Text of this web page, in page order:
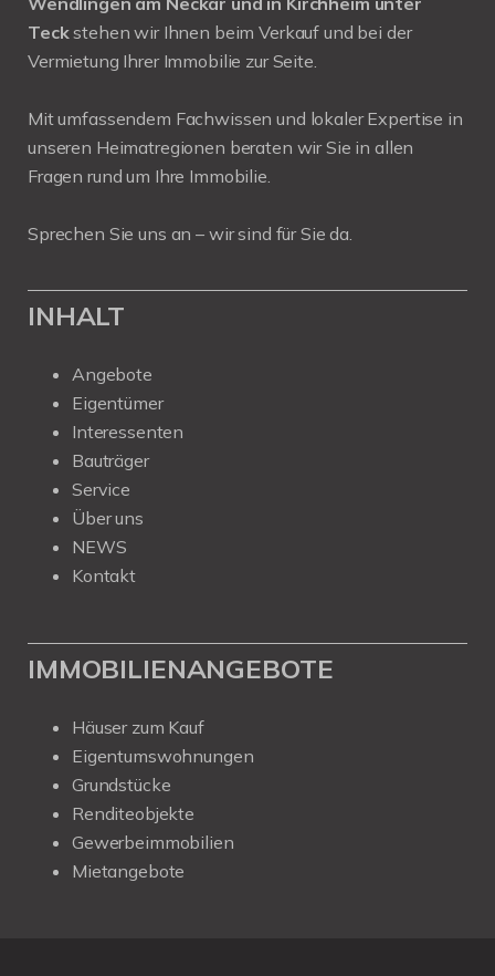
Teckstehen wir Ihnen beim Verkauf und bei der
Vermietung Ihrer Immobilie zur Seite.
Mit umfassendem Fachwissen und lokaler Expertise in
unseren Heimatregionen beraten wir Sie in allen
Fragen rund um Ihre Immobilie.
Sprechen Sie uns an – wir sind für Sie da.
INHALT
Angebote
Eigentümer
Interessenten
Bauträger
Service
Über uns
NEWS
Kontakt
IMMOBILIENANGEBOTE
Häuser zum Kauf
Eigentumswohnungen
Grundstücke
Renditeobjekte
Gewerbeimmobilien
Mietangebote